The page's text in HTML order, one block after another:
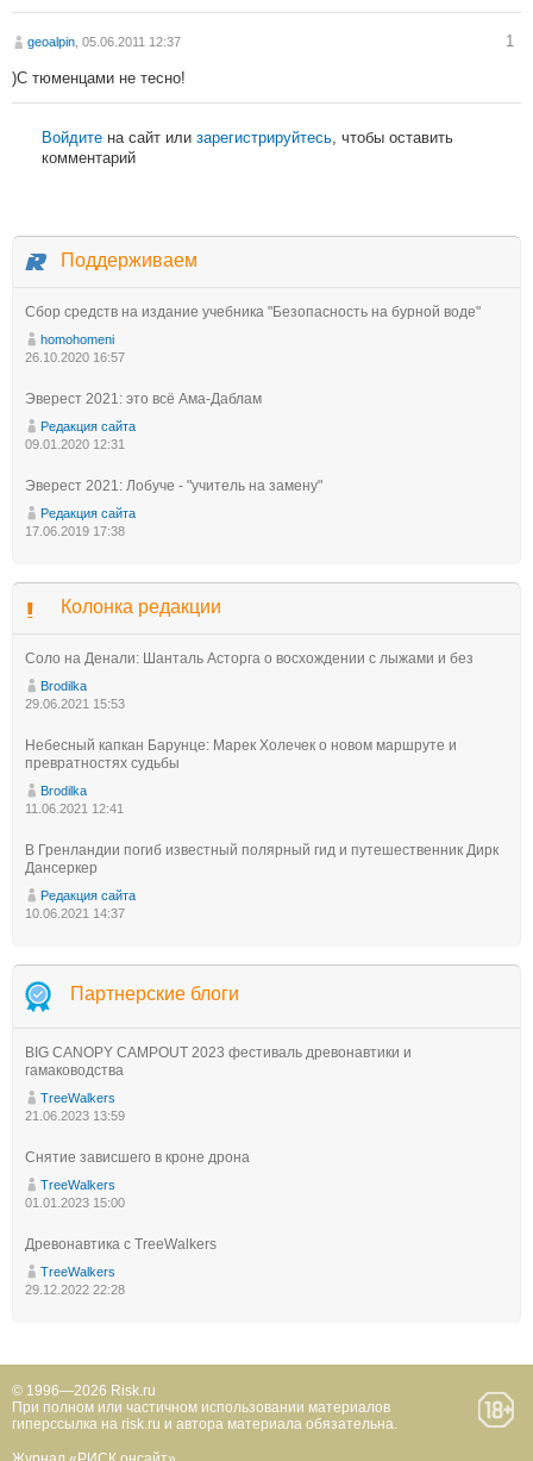
geoalpin , 05.06.2011 12:37 1
)С тюменцами не тесно!
Войдите на сайт или зарегистрируйтесь , чтобы оставить
комментарий
Поддерживаем
Сбор средств на издание учебника "Безопасность на бурной воде"
homohomeni
26.10.2020 16:57
Эверест 2021: это всё Ама-Даблам
Редакция сайта
09.01.2020 12:31
Эверест 2021: Лобуче - "учитель на замену"
Редакция сайта
17.06.2019 17:38
Колонка редакции
Соло на Денали: Шанталь Асторга о восхождении с лыжами и без
Brodilka
29.06.2021 15:53
Небесный капкан Барунце: Марек Холечек о новом маршруте и
превратностях судьбы
Brodilka
11.06.2021 12:41
В Гренландии погиб известный полярный гид и путешественник Дирк
Дансеркер
Редакция сайта
10.06.2021 14:37
Партнерские блоги
BIG CANOPY CAMPOUT 2023 фестиваль древонавтики и
гамаководства
TreeWalkers
21.06.2023 13:59
Снятие зависшего в кроне дрона
TreeWalkers
01.01.2023 15:00
Древонавтика с TreeWalkers
TreeWalkers
29.12.2022 22:28
© 1996—2026 Risk.ru
При полном или частичном использовании материалов
гиперссылка на risk.ru и автора материала обязательна.